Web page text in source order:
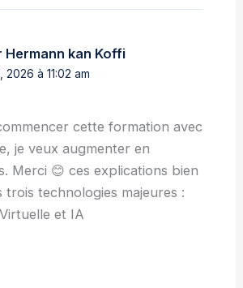
Hermann kan Koffi
2026 à 11:02 am
cette formation avec
je veux augmenter en
Merci 😊 ces explications bien
trois technologies majeures :
et IA